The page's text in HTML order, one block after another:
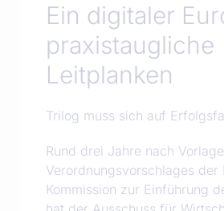
Ein digitaler
praxistaugliche
Leitplanken
Trilog muss sich auf
Rund drei Jahre nach
Verordnungsvorschlages der
Kommission zur Einführung